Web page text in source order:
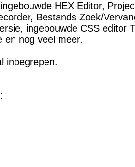
HEX Editor,
Bestands Zoek/
ingebouwde CSS editor
en nog veel meer.
inbegrepen.